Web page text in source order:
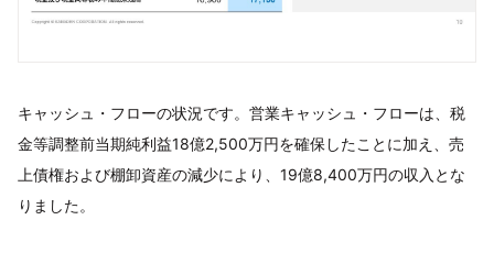
キャッシュ・フローの状況です。営業キャッシュ・フローは、税
金等調整前当期純利益18億2,500万円を確保したことに加え、売
上債権および棚卸資産の減少により、19億8,400万円の収入とな
りました。